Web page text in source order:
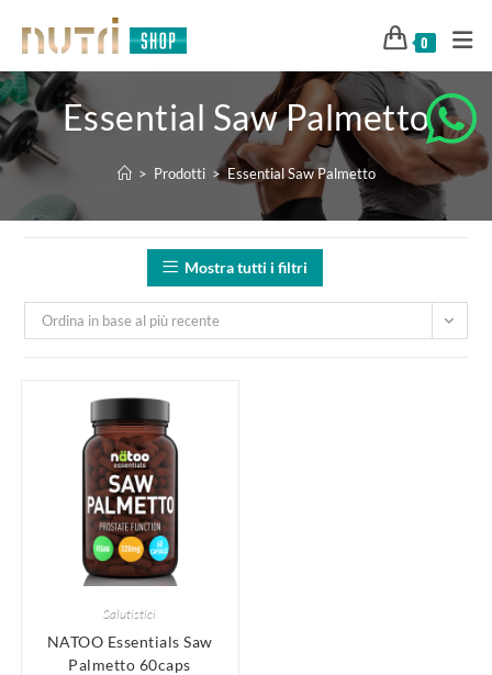
0
Essential Saw Palmetto
> Prodotti > Essential Saw Palmetto
Mostra tutti i filtri
Ordina in base al più recente
Salutistici
NATOO Essentials Saw
Palmetto 60caps